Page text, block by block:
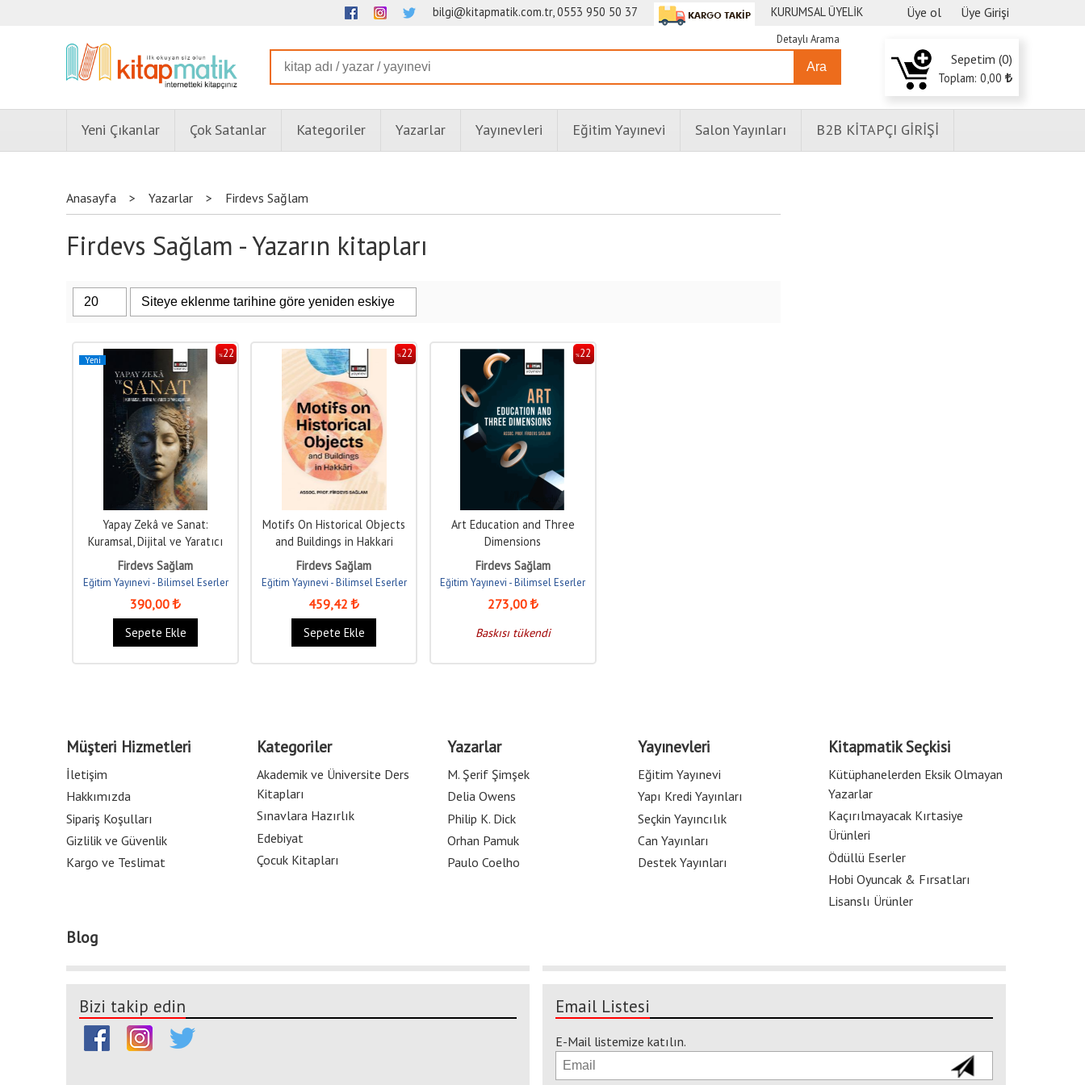
Üye ol Üye Girişi
bilgi@kitapmatik.com.tr, 0553 950 50 37 KURUMSAL ÜYELİK
Ara
Detaylı Arama
Sepetim (0)
Toplam: 0 ,00
Yeni Çıkanlar Çok Satanlar Kategoriler Yazarlar Yayınevleri Eğitim Yayınevi Salon Yayınları B2B KİTAPÇI GİRİŞİ
Anasayfa > Yazarlar > Firdevs Sağlam
Firdevs Sağlam - Yazarın kitapları
%22
Yeni
Yapay Zekâ ve Sanat:
Kuramsal, Dijital ve Yaratıcı
Yaklaşımlar
Firdevs Sağlam
Eğitim Yayınevi - Bilimsel Eserler
390,00
Sepete Ekle
%22
Motifs On Historical Objects
and Buildings in Hakkari
Firdevs Sağlam
Eğitim Yayınevi - Bilimsel Eserler
459,42
Sepete Ekle
%22
Art Education and Three
Dimensions
Firdevs Sağlam
Eğitim Yayınevi - Bilimsel Eserler
273,00
Baskısı tükendi
Müşteri Hizmetleri
İletişim
Hakkımızda
Sipariş Koşulları
Gizlilik ve Güvenlik
Kargo ve Teslimat
Kategoriler
Akademik ve Üniversite Ders
Kitapları
Sınavlara Hazırlık
Edebiyat
Çocuk Kitapları
Yazarlar
M. Şerif Şimşek
Delia Owens
Philip K. Dick
Orhan Pamuk
Paulo Coelho
Yayınevleri
Eğitim Yayınevi
Yapı Kredi Yayınları
Seçkin Yayıncılık
Can Yayınları
Destek Yayınları
Kitapmatik Seçkisi
Kütüphanelerden Eksik Olmayan
Yazarlar
Kaçırılmayacak Kırtasiye
Ürünleri
Ödüllü Eserler
Hobi Oyuncak & Fırsatları
Lisanslı Ürünler
Blog
Bizi takip edin Email Listesi
E-Mail listemize katılın.